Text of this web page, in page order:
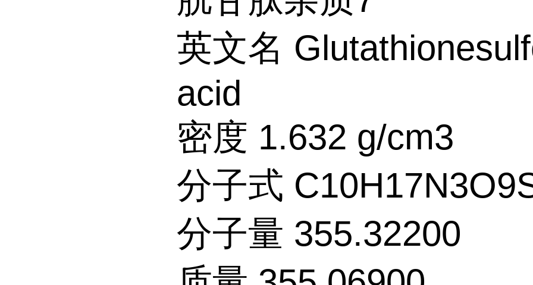
英文名
acid
密度 1.632 g/cm3
分子式
分子量 355.32200